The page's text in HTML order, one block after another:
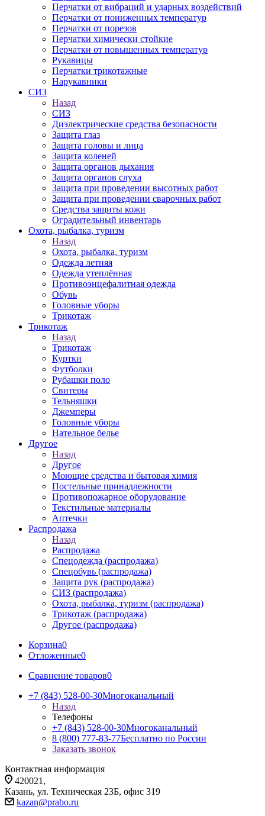
Перчатки от вибраций и ударных воздействий
Перчатки от пониженных температур
Перчатки от порезов
Перчатки химически стойкие
Перчатки от повышенных температур
Рукавицы
Перчатки трикотажные
Нарукавники
СИЗ
Назад
СИЗ
Диэлектрические средства безопасности
Защита глаз
Защита головы и лица
Защита коленей
Защита органов дыхания
Защита органов слуха
Защита при проведении высотных работ
Защита при проведении сварочных работ
Средства защиты кожи
Оградительный инвентарь
Охота, рыбалка, туризм
Назад
Охота, рыбалка, туризм
Одежда летняя
Одежда утеплённая
Противоэнцефалитная одежда
Обувь
Головные уборы
Трикотаж
Трикотаж
Назад
Трикотаж
Куртки
Футболки
Рубашки поло
Свитеры
Тельняшки
Джемперы
Головные уборы
Нательное белье
Другое
Назад
Другое
Моющие средства и бытовая химия
Постельные принадлежности
Противопожарное оборудование
Текстильные материалы
Аптечки
Распродажа
Назад
Распродажа
Спецодежда (распродажа)
Спецобувь (распродажа)
Защита рук (распродажа)
СИЗ (распродажа)
Охота, рыбалка, туризм (распродажа)
Трикотаж (распродажа)
Другое (распродажа)
Корзина0
Отложенные0
Сравнение товаров0
+7 (843) 528-00-30Многоканальный
Назад
Телефоны
+7 (843) 528-00-30Многоканальный
8 (800) 777-83-77Бесплатно по России
Заказать звонок
Контактная информация
420021,
Казань, ул. Техническая 23Б, офис 319
kazan@prabo.ru